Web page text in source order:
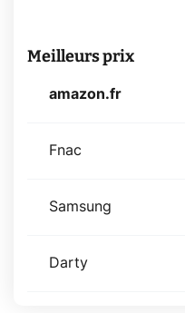
Meilleurs prix
amazon.fr
Fnac
Samsung
Darty